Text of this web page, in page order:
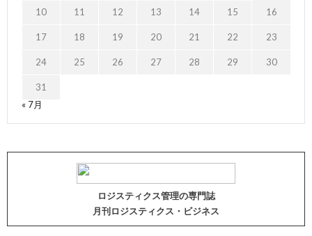
10 11 12 13 14 15 16
17 18 19 20 21 22 23
24 25 26 27 28 29 30
31
« 7月
ロジスティクス管理の専門誌
月刊ロジスティクス・ビジネス